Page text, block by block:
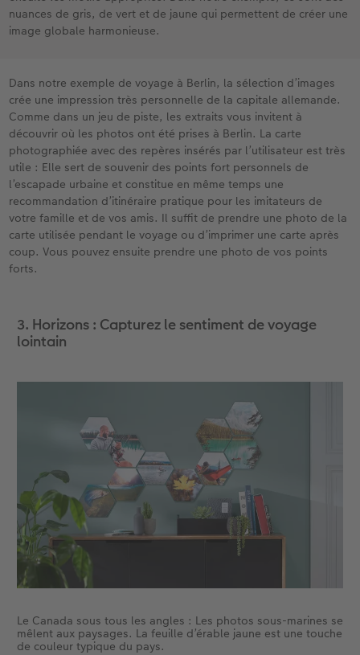
nuances de gris, de vert et de jaune qui permettent de créer une
image globale harmonieuse.
Dans notre exemple de voyage à Berlin, la sélection d’images
crée une impression très personnelle de la capitale allemande.
Comme dans un jeu de piste, les extraits vous invitent à
découvrir où les photos ont été prises à Berlin. La carte
photographiée avec des repères insérés par l’utilisateur est très
utile : Elle sert de souvenir des points fort personnels de
l’escapade urbaine et constitue en même temps une
recommandation d’itinéraire pratique pour les imitateurs de
votre famille et de vos amis. Il suffit de prendre une photo de la
carte utilisée pendant le voyage ou d’imprimer une carte après
coup. Vous pouvez ensuite prendre une photo de vos points
forts.
3. Horizons : Capturez le sentiment de voyage
lointain
Le Canada sous tous les angles : Les photos sous-marines se
mêlent aux paysages. La feuille d’érable jaune est une touche
de couleur typique du pays.